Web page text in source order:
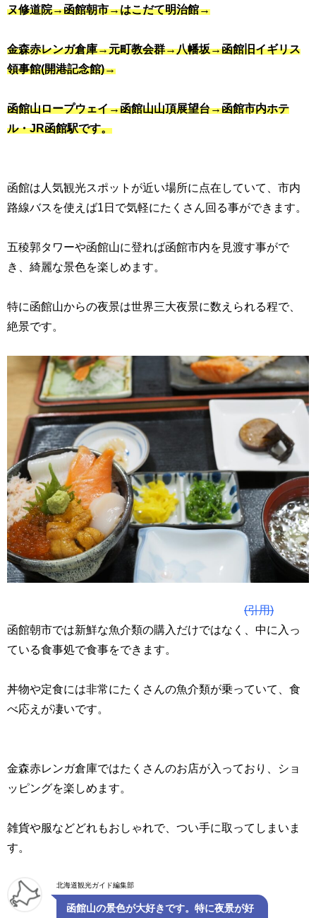
ヌ修道院→函館朝市→はこだて明治館→
金森赤レンガ倉庫→元町教会群→八幡坂→函館旧イギリス
領事館(開港記念館)→
函館山ロープウェイ→函館山山頂展望台→函館市内ホテ
ル・JR函館駅です。
函館は人気観光スポットが近い場所に点在していて、市内
路線バスを使えば1日で気軽にたくさん回る事ができます。
五稜郭タワーや函館山に登れば函館市内を見渡す事がで
き、綺麗な景色を楽しめます。
特に函館山からの夜景は世界三大夜景に数えられる程で、
絶景です。
(引用)
函館朝市では新鮮な魚介類の購入だけではなく、中に入っ
ている食事処で食事をできます。
丼物や定食には非常にたくさんの魚介類が乗っていて、食
べ応えが凄いです。
金森赤レンガ倉庫ではたくさんのお店が入っており、ショ
ッピングを楽しめます。
雑貨や服などどれもおしゃれで、つい手に取ってしまいま
す。
北海道観光ガイド編集部
函館山の景色が大好きです。特に夜景が好